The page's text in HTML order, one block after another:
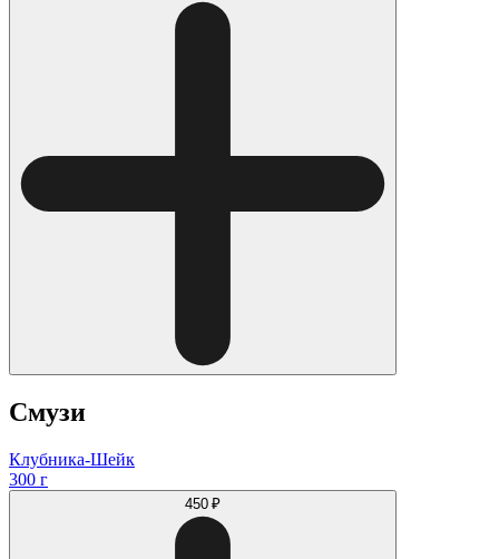
Смузи
Клубника-Шейк
300 г
450 ₽